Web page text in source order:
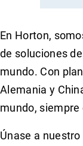
En Horton,
de soluciones
mundo. Con
Alemania y
mundo,
Únase a